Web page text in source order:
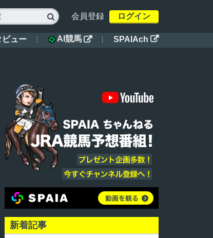
 会員登録 ログイン
ビュー AI競馬  SPAIAch 
新着記事